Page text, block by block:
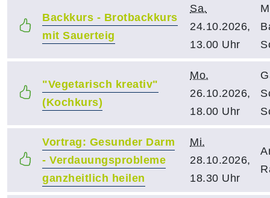
Backkurs - Brotbackkurs
mit Sauerteig
Sa.
24.10.2026,
13.00 Uhr
"Vegetarisch kreativ"
(Kochkurs)
Mo.
26.10.2026,
18.00 Uhr
Vortrag: Gesunder Darm
- Verdauungsprobleme
ganzheitlich heilen
Mi.
28.10.2026,
18.30 Uhr